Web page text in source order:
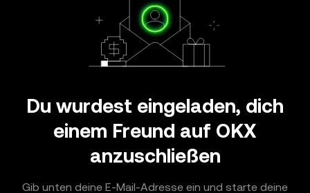
Du wurdest eingeladen, dich
einem Freund auf OKX
anzuschließen
Gib unten deine E-Mail-Adresse ein und starte deine